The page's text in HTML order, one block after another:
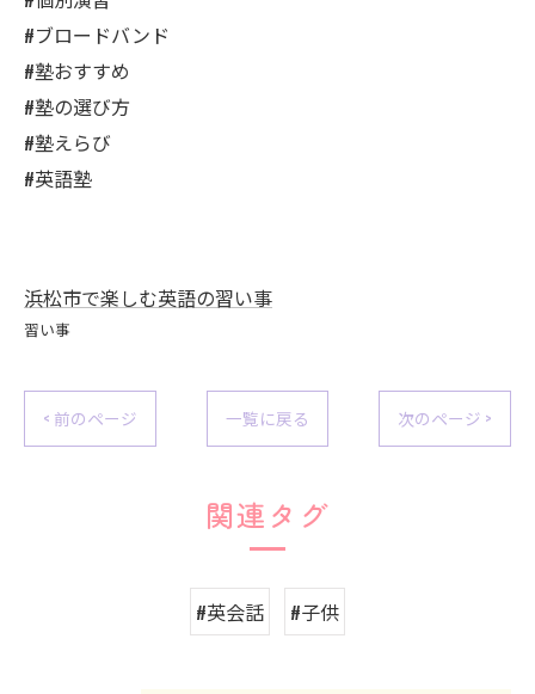
#ブロードバンド
#塾おすすめ
#塾の選び方
#塾えらび
#英語塾
浜松市で楽しむ英語の習い事
習い事
< 前のページ 一覧に戻る 次のページ >
関連タグ
#英会話 #子供